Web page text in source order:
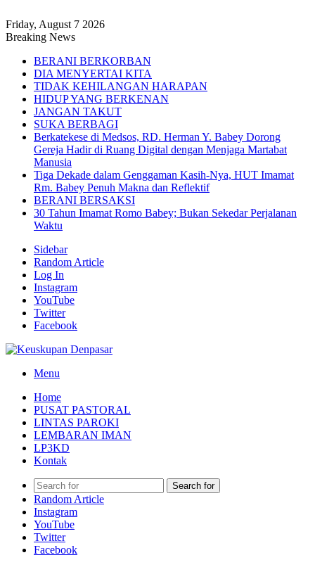
Friday, August 7 2026
Breaking News
BERANI BERKORBAN
DIA MENYERTAI KITA
TIDAK KEHILANGAN HARAPAN
HIDUP YANG BERKENAN
JANGAN TAKUT
SUKA BERBAGI
Berkatekese di Medsos, RD. Herman Y. Babey Dorong
Gereja Hadir di Ruang Digital dengan Menjaga Martabat
Manusia
Tiga Dekade dalam Genggaman Kasih-Nya, HUT Imamat
Rm. Babey Penuh Makna dan Reflektif
BERANI BERSAKSI
30 Tahun Imamat Romo Babey; Bukan Sekedar Perjalanan
Waktu
Sidebar
Random Article
Log In
Instagram
YouTube
Twitter
Facebook
Menu
Home
PUSAT PASTORAL
LINTAS PAROKI
LEMBARAN IMAN
LP3KD
Kontak
Search for
Random Article
Instagram
YouTube
Twitter
Facebook